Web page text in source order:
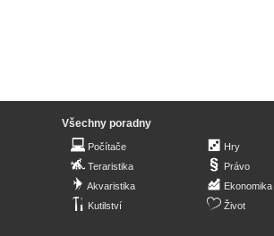
Všechny poradny
Počítače
Teraristika
Akvaristika
Kutilství
Hry
Právo
Ekonomika
Život